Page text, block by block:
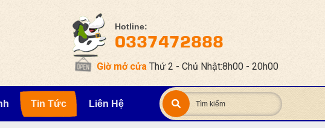
Hotline:
0337472888
Giờ mở cửa Thứ 2 - Chủ Nhật:8h00 - 20h00
Tin Tức Liên Hệ